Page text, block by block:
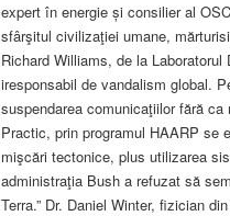
expert în energie și consilier al
sfârşitul civilizaţiei umane,
Richard Williams, de la
iresponsabil de vandalism global.
suspendarea comunicaţiilor fără
Practic, prin programul HAARP se
mişcări tectonice, plus utilizarea
administraţia Bush a refuzat să
Terra.” Dr. Daniel Winter, fizician